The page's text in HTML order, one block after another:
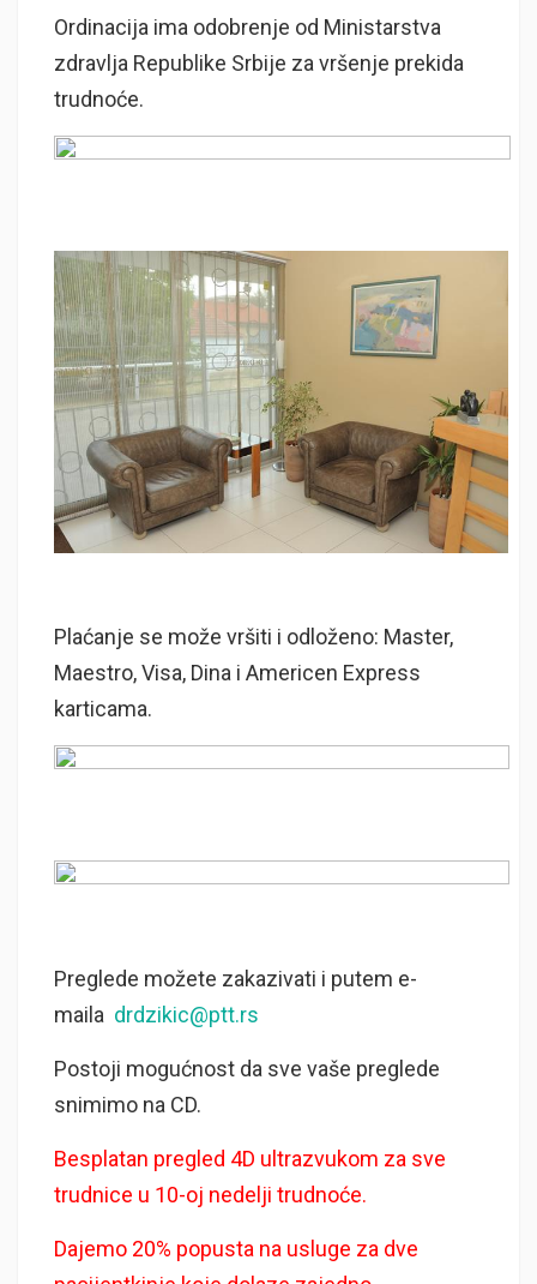
Ordinacija ima odobrenje od Ministarstva
zdravlja Republike Srbije za vršenje prekida
trudnoće.
Plaćanje se može vršiti i odloženo: Master,
Maestro, Visa, Dina i Americen Express
karticama.
Preglede možete zakazivati i putem e-
maila drdzikic@ptt.rs
Postoji mogućnost da sve vaše preglede
snimimo na CD.
Besplatan pregled 4D ultrazvukom za sve
trudnice u 10-oj nedelji trudnoće.
Dajemo 20% popusta na usluge za dve